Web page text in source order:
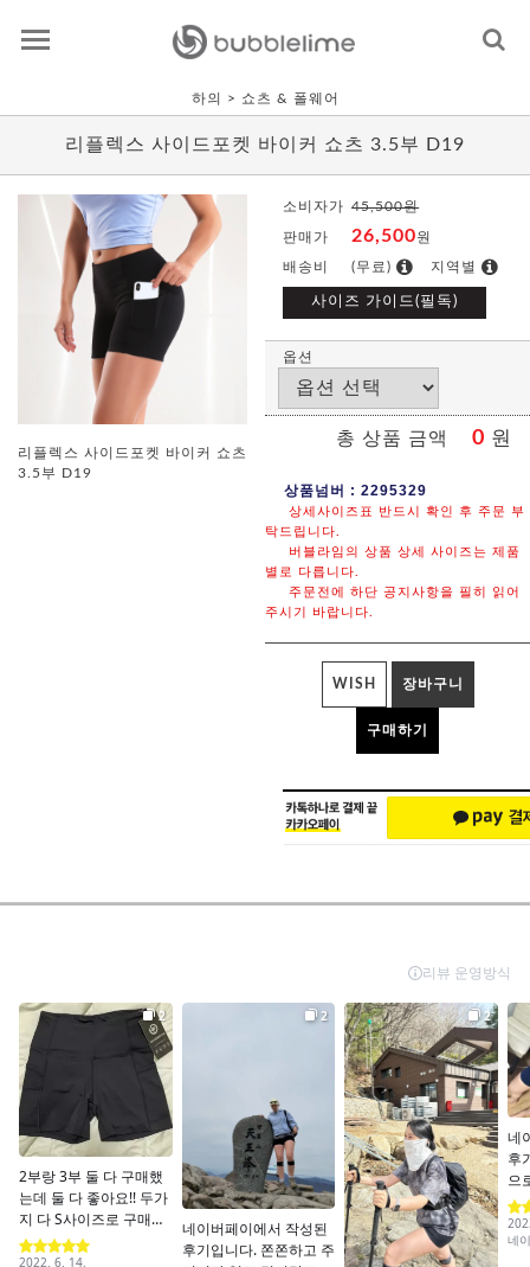
하의 > 쇼츠 & 폴웨어
리플렉스 사이드포켓 바이커 쇼츠 3.5부 D19
리플렉스 사이드포켓 바이커 쇼츠
3.5부 D19
소비자가 45,500원
판매가 26,500원
배송비 (무료) 지역별
사이즈 가이드(필독)
옵션
총 상품 금액 0 원
상품넘버 : 2295329
상세사이즈표 반드시 확인 후 주문 부
탁드립니다.
버블라임의 상품 상세 사이즈는 제품
별로 다릅니다.
주문전에 하단 공지사항을 필히 읽어
주시기 바랍니다.
WISH 장바구니
구매하기